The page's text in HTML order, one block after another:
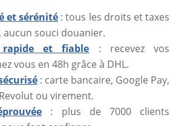
et sérénité : tous les droits et taxes
aucun souci douanier.
rapide et fiable : recevez vos
vous en 48h grâce à DHL.
: carte bancaire, Google Pay,
ou virement.
: plus de 7000 clients